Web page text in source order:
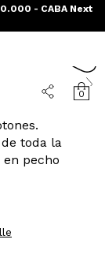
- CABA Next
0
toda la
pecho